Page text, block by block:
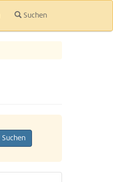
Suchen
Suchen